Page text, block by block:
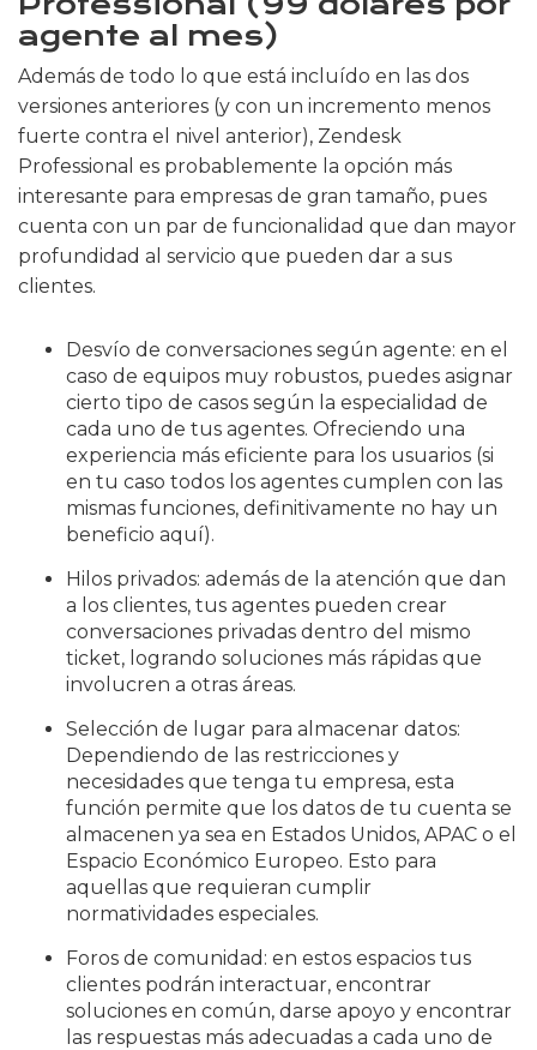
agente al mes)
Además de todo lo que está incluído en las dos
versiones anteriores (y con un incremento menos
fuerte contra el nivel anterior), Zendesk
Professional es probablemente la opción más
interesante para empresas de gran tamaño, pues
cuenta con un par de funcionalidad que dan mayor
profundidad al servicio que pueden dar a sus
clientes.
Desvío de conversaciones según agente: en el
caso de equipos muy robustos, puedes asignar
cierto tipo de casos según la especialidad de
cada uno de tus agentes. Ofreciendo una
experiencia más eficiente para los usuarios (si
en tu caso todos los agentes cumplen con las
mismas funciones, definitivamente no hay un
beneficio aquí).
Hilos privados: además de la atención que dan
a los clientes, tus agentes pueden crear
conversaciones privadas dentro del mismo
ticket, logrando soluciones más rápidas que
involucren a otras áreas.
Selección de lugar para almacenar datos:
Dependiendo de las restricciones y
necesidades que tenga tu empresa, esta
función permite que los datos de tu cuenta se
almacenen ya sea en Estados Unidos, APAC o el
Espacio Económico Europeo. Esto para
aquellas que requieran cumplir
normatividades especiales.
Foros de comunidad: en estos espacios tus
clientes podrán interactuar, encontrar
soluciones en común, darse apoyo y encontrar
las respuestas más adecuadas a cada uno de